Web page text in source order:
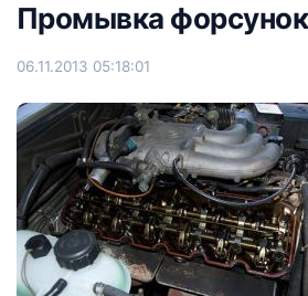
Промывка форсунок
06.11.2013 05:18:01